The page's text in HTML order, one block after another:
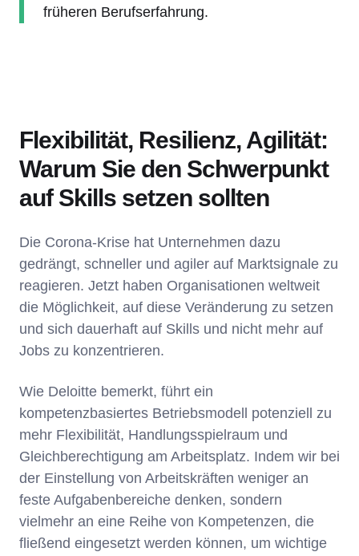
früheren Berufserfahrung.
Flexibilität, Resilienz, Agilität:
Warum Sie den Schwerpunkt
auf Skills setzen sollten
Die Corona-Krise hat Unternehmen dazu
gedrängt, schneller und agiler auf Marktsignale zu
reagieren. Jetzt haben Organisationen weltweit
die Möglichkeit, auf diese Veränderung zu setzen
und sich dauerhaft auf Skills und nicht mehr auf
Jobs zu konzentrieren.
Wie Deloitte bemerkt, führt ein
kompetenzbasiertes Betriebsmodell potenziell zu
mehr Flexibilität, Handlungsspielraum und
Gleichberechtigung am Arbeitsplatz. Indem wir bei
der Einstellung von Arbeitskräften weniger an
feste Aufgabenbereiche denken, sondern
vielmehr an eine Reihe von Kompetenzen, die
fließend eingesetzt werden können, um wichtige